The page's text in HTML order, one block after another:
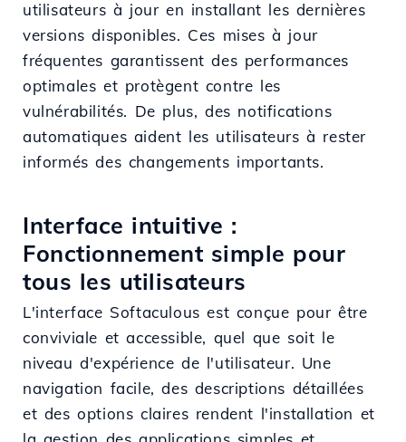
utilisateurs à jour en installant les dernières
versions disponibles. Ces mises à jour
fréquentes garantissent des performances
optimales et protègent contre les
vulnérabilités. De plus, des notifications
automatiques aident les utilisateurs à rester
informés des changements importants.
Interface intuitive :
Fonctionnement simple pour
tous les utilisateurs
L'interface Softaculous est conçue pour être
conviviale et accessible, quel que soit le
niveau d'expérience de l'utilisateur. Une
navigation facile, des descriptions détaillées
et des options claires rendent l'installation et